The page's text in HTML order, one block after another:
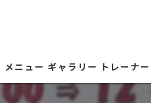
メニュー ギャラリー トレーナ